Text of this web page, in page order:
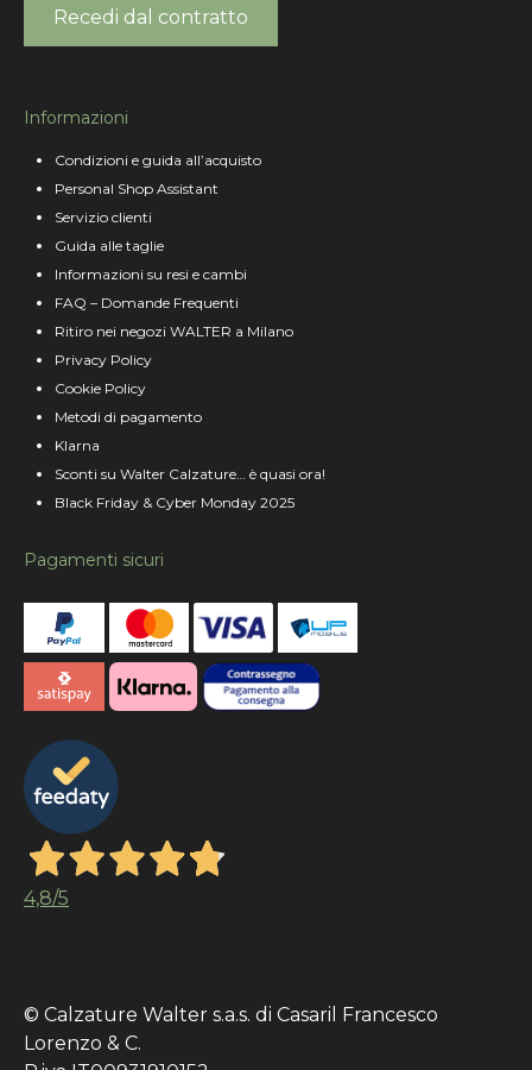
Recedi dal contratto
Informazioni
Condizioni e guida all’acquisto
Personal Shop Assistant
Servizio clienti
Guida alle taglie
Informazioni su resi e cambi
FAQ – Domande Frequenti
Ritiro nei negozi WALTER a Milano
Privacy Policy
Cookie Policy
Metodi di pagamento
Klarna
Sconti su Walter Calzature… è quasi ora!
Black Friday & Cyber Monday 2025
Pagamenti sicuri
4,8/5
© Calzature Walter s.a.s. di Casaril Francesco
Lorenzo & C.